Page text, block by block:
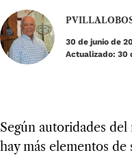
30 de junio de
Actualizado: 30
Según auto­ri­da­des
hay más ele­men­tos de